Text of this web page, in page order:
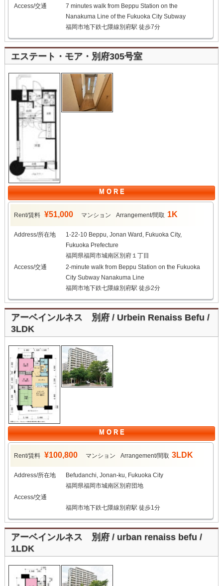
Access/交通
7 minutes walk from Beppu Station on the
Nanakuma Line of the Fukuoka City Subway
福岡市地下鉄七隈線別府駅 徒歩7分
エステート・モア・別府305号室
M O R E
Rent/賃料 ¥51,000 マンション Arrangement/間取 1K
Address/所在地
1-22-10 Beppu, Jonan Ward, Fukuoka City,
Fukuoka Prefecture
福岡県福岡市城南区別府１丁目
Access/交通
2-minute walk from Beppu Station on the Fukuoka
City Subway Nanakuma Line
福岡市地下鉄七隈線別府駅 徒歩2分
アーベインルネス 別府 / Urbein Renaiss Befu /
3LDK
M O R E
Rent/賃料 ¥100,800 マンション Arrangement/間取 3LDK
Address/所在地
Befudanchi, Jonan-ku, Fukuoka City
福岡県福岡市城南区別府団地
Access/交通
福岡市地下鉄七隈線別府駅 徒歩1分
アーベインルネス 別府 / urban renaiss befu /
1LDK